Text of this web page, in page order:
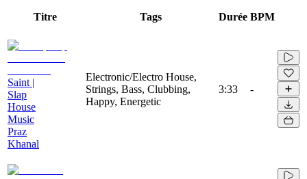
Titre Tags Durée BPM
Saint |
Slap
House
Music
Praz
Khanal
Electronic/Electro House,
Strings, Bass, Clubbing,
Happy, Energetic
3:33 -